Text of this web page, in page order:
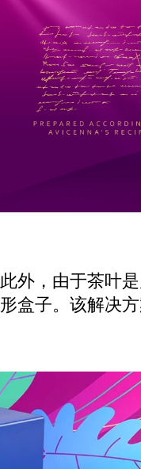
此外，由于茶叶
形盒子。该解决